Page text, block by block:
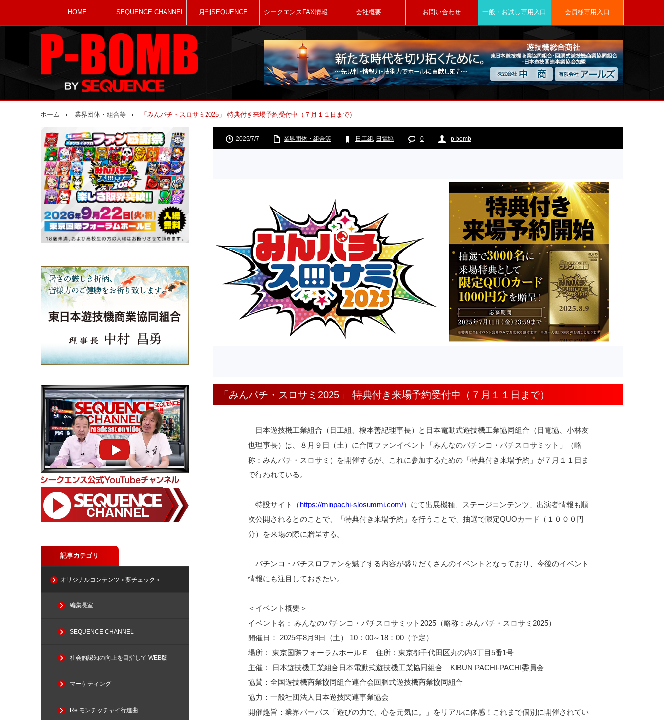
HOME SEQUENCE CHANNEL 月刊SEQUENCE シークエンスFAX情報 会社概要 お問い合わせ 一般・お試し専用入口 会員様専用入口
ホーム 業界団体・組合等 「みんパチ・スロサミ2025」 特典付き来場予約受付中（７月１１日まで）
2025/7/7 業界団体・組合等 日工組 , 日電協 0 p-bomb
「みんパチ・スロサミ2025」 特典付き来場予約受付中（７月１１日まで）
日本遊技機工業組合（日工組、榎本善紀理事長）と日本電動式遊技機工業協同組合（日電協、小林友
也理事長）は、８月９日（土）に合同ファンイベント「みんなのパチンコ・パチスロサミット」（略
称：みんパチ・スロサミ）を開催するが、これに参加するための「特典付き来場予約」が７月１１日ま
で行われている。
特設サイト（https://minpachi-slosummi.com/）にて出展機種、ステージコンテンツ、出演者情報も順
次公開されるとのことで、「特典付き来場予約」を行うことで、 抽選で限定QUOカード（１０００円
分）を来場の際に贈呈する。
パチンコ・パチスロファンを魅了する内容が盛りだくさんのイベントとなっており、今後のイベント
情報にも注目しておきたい。
＜イベント概要＞
イベント名： みんなのパチンコ・パチスロサミット2025（略称：みんパチ・スロサミ2025）
開催日： 2025年8月9日（土） 10：00～18：00（予定）
場所： 東京国際フォーラムホールＥ 住所：東京都千代田区丸の内3丁目5番1号
主催： 日本遊技機工業組合日本電動式遊技機工業協同組合 KIBUN PACHI-PACHI委員会
協賛：全国遊技機商業協同組合連合会回胴式遊技機商業協同組合
協力：一般社団法人日本遊技関連事業協会
開催趣旨：業界パーパス「遊びの力で、心を元気に。」をリアルに体感！これまで個別に開催されてい
記事カテゴリ
オリジナルコンテンツ＜要チェック＞
編集長室
SEQUENCE CHANNEL
社会的認知の向上を目指して WEB版
マーケティング
Re:モンチッチャイ行進曲